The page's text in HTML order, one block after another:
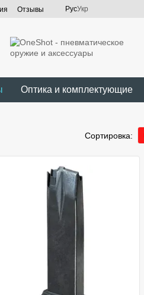
Отзывы РусУкр
Оптика и комплектующие
Сортировка: